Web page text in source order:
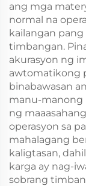
ang mga
normal na
kailangan
timbangan.
akurasyon ng
awtomatikong
binabawasan
manu-manong
ng
operasyon sa
mahalagang
kaligtasan,
karga ay nag-
sobrang